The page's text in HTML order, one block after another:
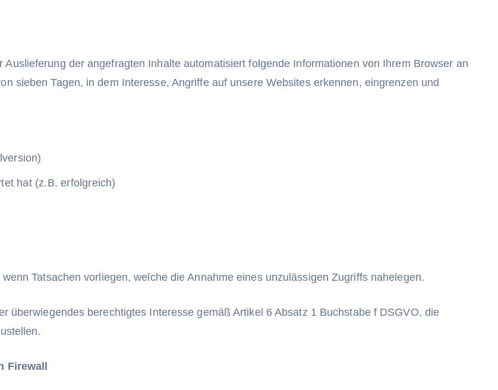
der angefragten Inhalte automatisiert folgende Informationen von Ihrem Browser an
sieben Tagen, in dem Interesse, Angriffe auf unsere Websites erkennen, eingrenzen und
hat (z.B. erfolgreich)
Tatsachen vorliegen, welche die Annahme eines unzulässigen Zugriffs nahelegen.
überwiegendes berechtigtes Interesse gemäß Artikel 6 Absatz 1 Buchstabe f DSGVO, die